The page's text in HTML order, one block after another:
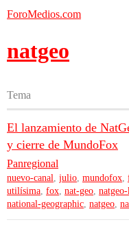
ForoMedios.com
natgeo
Tema
El lanzamiento de
y cierre de MundoFox
Panregional
nuevo-canal, julio, mundofox,
utilísima, fox, nat-geo,
national-geographic, natgeo,